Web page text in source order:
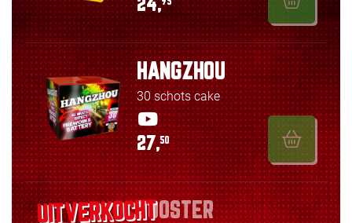
24,
HANGZHOU
30 schots cake
27,50
BOOSTER